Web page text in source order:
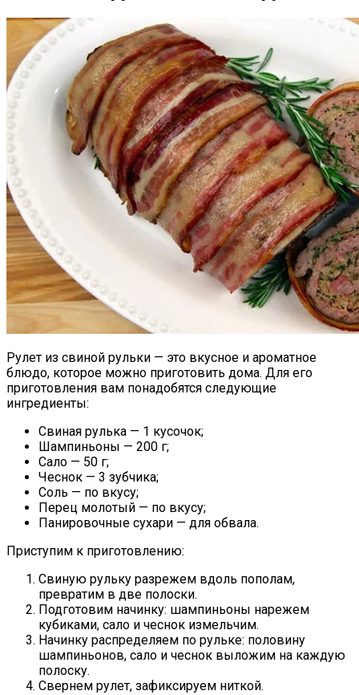
Рулет из свиной рульки — это вкусное и ароматное
блюдо, которое можно приготовить дома. Для его
приготовления вам понадобятся следующие
ингредиенты:
Свиная рулька — 1 кусочок;
Шампиньоны — 200 г;
Сало — 50 г;
Чеснок — 3 зубчика;
Соль — по вкусу;
Перец молотый — по вкусу;
Панировочные сухари — для обвала.
Приступим к приготовлению:
Свиную рульку разрежем вдоль пополам,
превратим в две полоски.
Подготовим начинку: шампиньоны нарежем
кубиками, сало и чеснок измельчим.
Начинку распределяем по рульке: половину
шампиньонов, сало и чеснок выложим на каждую
полоску.
Свернем рулет, зафиксируем ниткой.